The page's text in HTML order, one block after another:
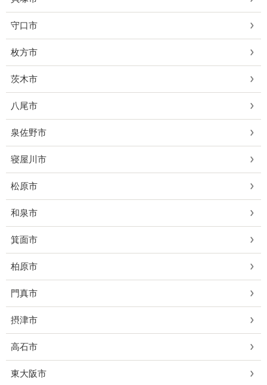
守口市
枚方市
茨木市
八尾市
泉佐野市
寝屋川市
松原市
和泉市
箕面市
柏原市
門真市
摂津市
高石市
東大阪市